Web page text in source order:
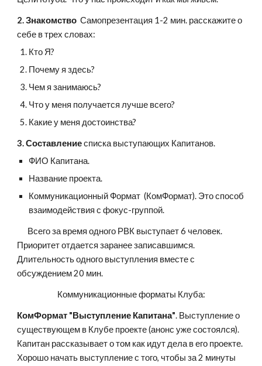
2. Знакомство
  Самопрезентация 1-2 мин. расскажите о
себе в трех словах:
Кто Я?
Почему я здесь?
Чем я занимаюсь?
Что у меня получается лучше всего?
Какие у меня достоинства?
3. Составление списка выступающих Капитанов.
ФИО Капитана.
Название проекта.
Коммуникационный Формат  (КомФормат). Это способ
взаимодействия с фокус-группой.
Приоритет отдается заранее записавшимся.
Длительность одного выступления вместе с
обсуждением 20 мин.
Коммуникационные форматы Клуба:
КомФормат "Выступление Капитана". Выступление о
существующем в Клубе проекте (анонс уже состоялся).
Капитан рассказывает о том как идут дела в его проекте.
Хорошо начать выступление с того, чтобы за 2 минуты